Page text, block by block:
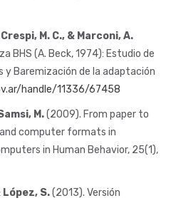
M. C., & Marconi, A.
BHS (A. Beck, 1974): Estudio de
y Baremización de la adaptación
handle/11336/67458
M.(2009). From paper to
computer formats in
in Human Behavior, 25(1),
López, S.(2013). Versión